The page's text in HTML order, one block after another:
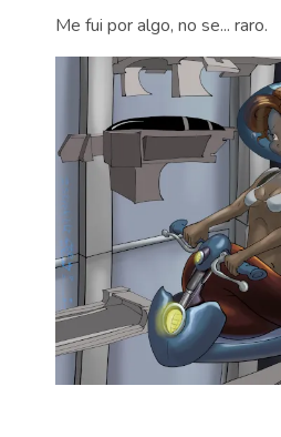
Me fui por algo, no se... raro.